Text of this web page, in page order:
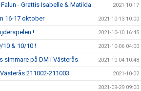
- Grattis Isabelle & Matilda 2021-10-17
16-17 oktober 2021-10-13 10:00
! 2021-10-10 16:45
10 & 10/10 ! 2021-10-06 04:00
simmare på DM i Västerås 2021-10-04 10:48
211002-211003 2021-10-02
2021-09-29 09:00